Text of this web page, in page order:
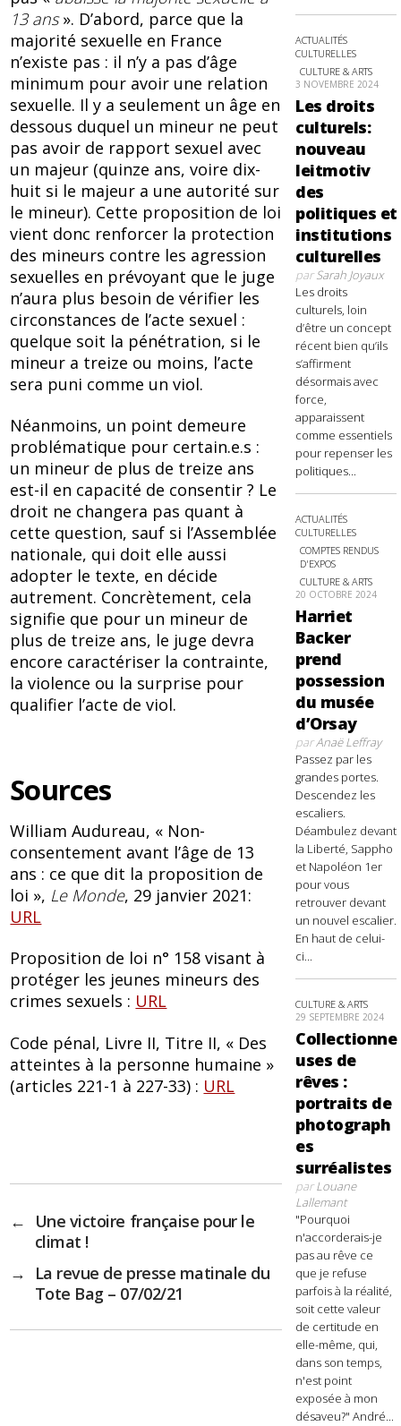
13 ans». D’abord, parce que la
majorité sexuelle en France
n’existe pas : il n’y a pas d’âge
minimum pour avoir une relation
sexuelle. Il y a seulement un âge en
dessous duquel un mineur ne peut
pas avoir de rapport sexuel avec
un majeur (quinze ans, voire dix-
huit si le majeur a une autorité sur
le mineur). Cette proposition de loi
vient donc renforcer la protection
des mineurs contre les agression
sexuelles en prévoyant que le juge
n’aura plus besoin de vérifier les
circonstances de l’acte sexuel :
quelque soit la pénétration, si le
mineur a treize ou moins, l’acte
sera puni comme un viol.
Néanmoins, un point demeure
problématique pour certain.e.s :
un mineur de plus de treize ans
est-il en capacité de consentir ? Le
droit ne changera pas quant à
cette question, sauf si l’Assemblée
nationale, qui doit elle aussi
adopter le texte, en décide
autrement. Concrètement, cela
signifie que pour un mineur de
plus de treize ans, le juge devra
encore caractériser la contrainte,
la violence ou la surprise pour
qualifier l’acte de viol.
Sources
William Audureau, « Non-
consentement avant l’âge de 13
ans : ce que dit la proposition de
loi », Le Monde, 29 janvier 2021:
URL
Proposition de loi n° 158 visant à
protéger les jeunes mineurs des
crimes sexuels : URL
Code pénal, Livre II, Titre II, « Des
atteintes à la personne humaine »
(articles 221-1 à 227-33) : URL
←
Une victoire française pour le
climat !
→
La revue de presse matinale du
Tote Bag – 07/02/21
ACTUALITÉS
CULTURELLES
CULTURE & ARTS
3 NOVEMBRE 2024
Les droits
culturels:
nouveau
leitmotiv
des
politiques et
institutions
culturelles
parSarah Joyaux
Les droits
culturels, loin
d’être un concept
récent bien qu’ils
s’affirment
désormais avec
force,
apparaissent
comme essentiels
pour repenser les
politiques...
ACTUALITÉS
CULTURELLES
COMPTES RENDUS
D'EXPOS
CULTURE & ARTS
20 OCTOBRE 2024
Harriet
Backer
prend
possession
du musée
d’Orsay
parAnaë Leffray
Passez par les
grandes portes.
Descendez les
escaliers.
Déambulez devant
la Liberté, Sappho
et Napoléon 1er
pour vous
retrouver devant
un nouvel escalier.
En haut de celui-
ci...
CULTURE & ARTS
29 SEPTEMBRE 2024
Collectionne
uses de
rêves :
portraits de
photograph
es
surréalistes
parLouane
Lallemant
"Pourquoi
n'accorderais-je
pas au rêve ce
que je refuse
parfois à la réalité,
soit cette valeur
de certitude en
elle-même, qui,
dans son temps,
n'est point
exposée à mon
désaveu?" André...